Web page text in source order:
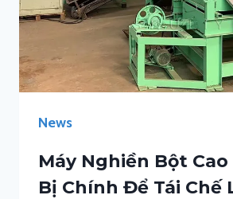
News
Máy Nghiền Bột
Bị Chính Để Tái Chế